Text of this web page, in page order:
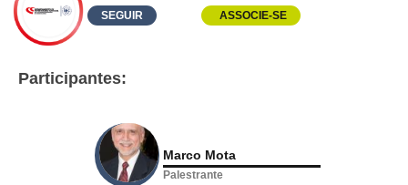
SEGUIR ASSOCIE-SE
Participantes:
Marco Mota
Palestrante